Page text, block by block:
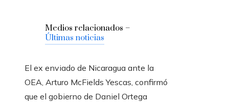
Medios relacionados –
Últimas noticias
El ex enviado de Nicaragua ante la
OEA, Arturo McFields Yescas, confirmó
que el gobierno de Daniel Ortega